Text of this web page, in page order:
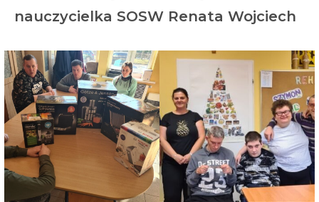
nauczycielka SOSW Renata Wojciech